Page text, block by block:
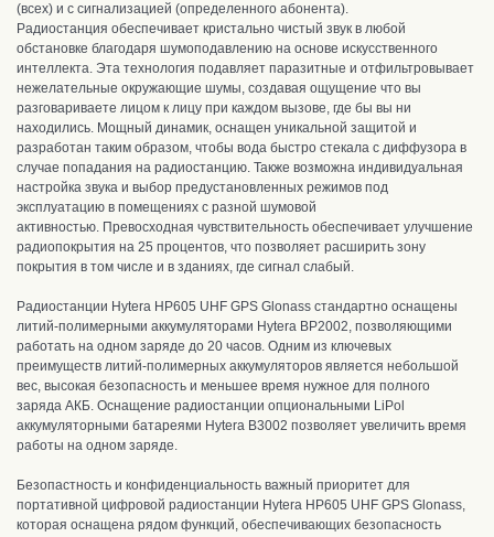
(всех) и с сигнализацией (определенного абонента).
Радиостанция обеспечивает кристально чистый звук в любой
обстановке благодаря шумоподавлению на основе искусственного
интеллекта. Эта технология подавляет паразитные и отфильтровывает
нежелательные окружающие шумы, создавая ощущение что вы
разговариваете лицом к лицу при каждом вызове, где бы вы ни
находились. Мощный динамик, оснащен уникальной защитой и
разработан таким образом, чтобы вода быстро стекала с диффузора в
случае попадания на радиостанцию. Также возможна индивидуальная
настройка звука и выбор предустановленных режимов под
эксплуатацию в помещениях с разной шумовой
активностью. Превосходная чувствительность обеспечивает улучшение
радиопокрытия на 25 процентов, что позволяет расширить зону
покрытия в том числе и в зданиях, где сигнал слабый.
Радиостанции Hytera HP605 UHF GPS Glonass стандартно оснащены
литий-полимерными аккумуляторами Hytera BP2002, позволяющими
работать на одном заряде до 20 часов. Одним из ключевых
преимуществ литий-полимерных аккумуляторов является небольшой
вес, высокая безопасность и меньшее время нужное для полного
заряда АКБ. Оснащение радиостанции опциональными LiPol
аккумуляторными батареями Hytera B3002 позволяет увеличить время
работы на одном заряде.
Безопастность и конфиденциальность важный приоритет для
портативной цифровой радиостанции Hytera HP605 UHF GPS Glonass,
которая оснащена рядом функций, обеспечивающих безопасность